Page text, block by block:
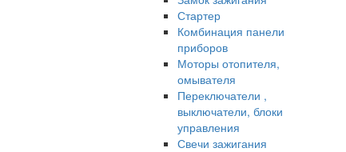
Стартер
Комбинация панели
приборов
Моторы отопителя,
омывателя
Переключатели ,
выключатели, блоки
управления
Свечи зажигания